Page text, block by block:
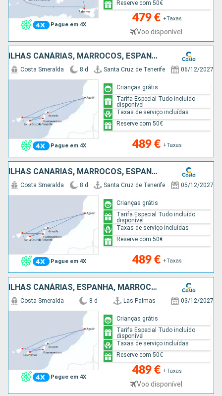
Pague em 4X
479 € +Taxas
Voo disponível
Reserve com 50€
ILHAS CANÁRIAS, MARROCOS, ESPANHA
Pague em 4X
Costa Smeralda 8 d Santa Cruz de Tenerife 06/12/2027
489 € +Taxas
Crianças grátis
Tarifa Especial Tudo incluído
disponível
Taxas de serviço incluídas
Reserve com 50€
ILHAS CANÁRIAS, MARROCOS, ESPANHA
Pague em 4X
Costa Smeralda 8 d Santa Cruz de Tenerife 05/12/2027
489 € +Taxas
Crianças grátis
Tarifa Especial Tudo incluído
disponível
Taxas de serviço incluídas
Reserve com 50€
ILHAS CANÁRIAS, ESPANHA, MARROCOS
Pague em 4X
Costa Smeralda 8 d Las Palmas 03/12/2027
489 € +Taxas
Voo disponível
Crianças grátis
Tarifa Especial Tudo incluído
disponível
Taxas de serviço incluídas
Reserve com 50€